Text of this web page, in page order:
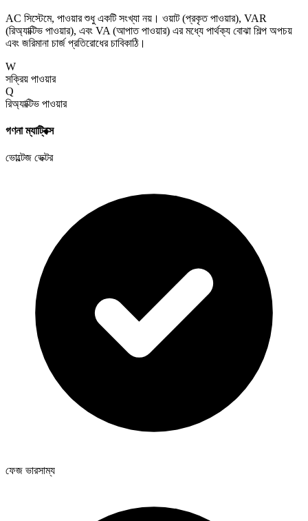
AC সিস্টেমে, পাওয়ার শুধু একটি সংখ্যা নয়। ওয়াট (প্রকৃত পাওয়ার), VAR
(রিঅ্যাক্টিভ পাওয়ার), এবং VA (আপাত পাওয়ার) এর মধ্যে পার্থক্য বোঝা শিল্প অপচয়
এবং জরিমানা চার্জ প্রতিরোধের চাবিকাঠি।
W
সক্রিয় পাওয়ার
Q
রিঅ্যাক্টিভ পাওয়ার
গণনা ম্যাট্রিক্স
ভোল্টেজ ভেক্টর
ফেজ ভারসাম্য